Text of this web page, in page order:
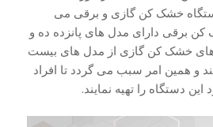
خشک کن گازی و برقی می
برقی دارای مدل های پانزده ده و
خشک کن گازی از مدل های بیست
و همین امر سبب می گردد تا افراد
این دستگاه را تهیه نمایند.